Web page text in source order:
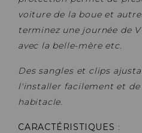
voiture de la boue et
terminez une journée de
avec la belle-mère etc.
Des sangles et clips
l'installer facilement et
habitacle
CARACTÉRISTIQUES :